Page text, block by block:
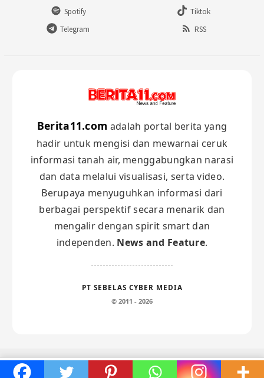
Spotify
Tiktok
Telegram
RSS
Berita11.com adalah portal berita yang
hadir untuk mengisi dan mewarnai ceruk
informasi tanah air, menggabungkan narasi
dan data melalui visualisasi, serta video.
Berupaya menyuguhkan informasi dari
berbagai perspektif secara menarik dan
mengalir dengan spirit smart dan
independen. News and Feature.
PT SEBELAS CYBER MEDIA
© 2011 - 2026
Maghrib: Subuh: 04:50